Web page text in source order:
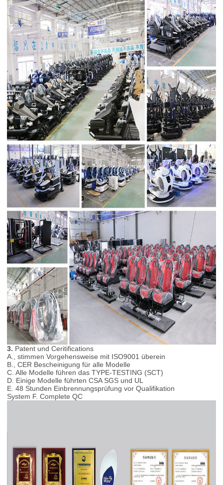
3. Patent und Ceritifications
A., stimmen Vorgehensweise mit ISO9001 überein
B., CER Bescheinigung für alle Modelle
C. Alle Modelle führen das TYPE-TESTING (SCT)
D. Einige Modelle führten CSA SGS und UL
E. 48 Stunden Einbrennungsprüfung vor Qualifikation
System F. Complete QC